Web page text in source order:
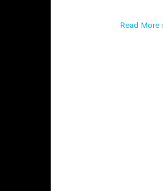
Read More